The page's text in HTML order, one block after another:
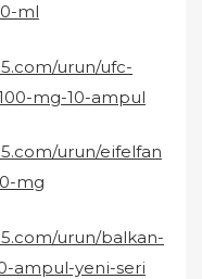
ml
urun/ufc-
mg-10-ampul
urun/eifelfan
mg
urun/balkan-
ampul-yeni-seri